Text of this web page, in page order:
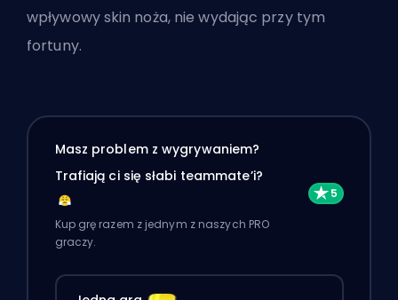
wpływowy skin noża, nie wydając przy tym
fortuny.
Masz problem z wygrywaniem?
Trafiają ci się słabi teammate’i?
Kup grę razem z jednym z naszych PRO
graczy.